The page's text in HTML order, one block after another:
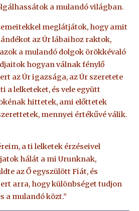
a mulandó világban.
meglátjátok, hogy amit
az Úr lábaihoz raktok,
a mulandó dolgok örökkévaló
hogyan válnak fénylő
az Úr igazsága, az Úr szeretete
a lelketeket, és vele együtt
hittetek, ami előttetek
mennyei értékűvé válik.
a ti lelketek érzéseivel
hálát a mi Urunknak,
az Ő egyszülött Fiát, és
arra, hogy különbséget tudjon
a mulandó közt.”